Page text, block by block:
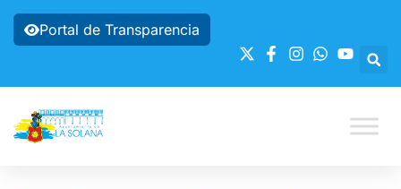
Portal de Transparencia